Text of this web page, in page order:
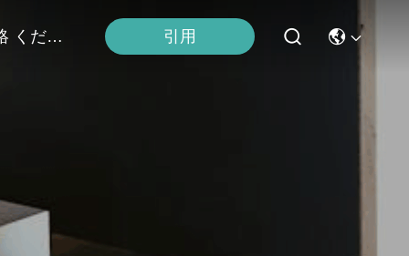
連絡 ください 引用